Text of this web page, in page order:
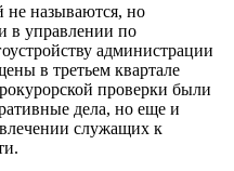
называются, но
в управлении по
администрации
в третьем квартале
проверки были
дела, но еще и
служащих к